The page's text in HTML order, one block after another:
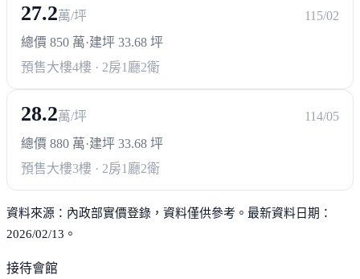
27.2萬/坪
115/02
總價 850 萬·建坪 33.68 坪
預售大樓4樓 · 2房1廳2衛
28.2萬/坪
114/05
總價 880 萬·建坪 33.68 坪
預售大樓3樓 · 2房1廳2衛
資料來源：內政部實價登錄，資料僅供參考。最新資料日期：
2026/02/13。
接待會館